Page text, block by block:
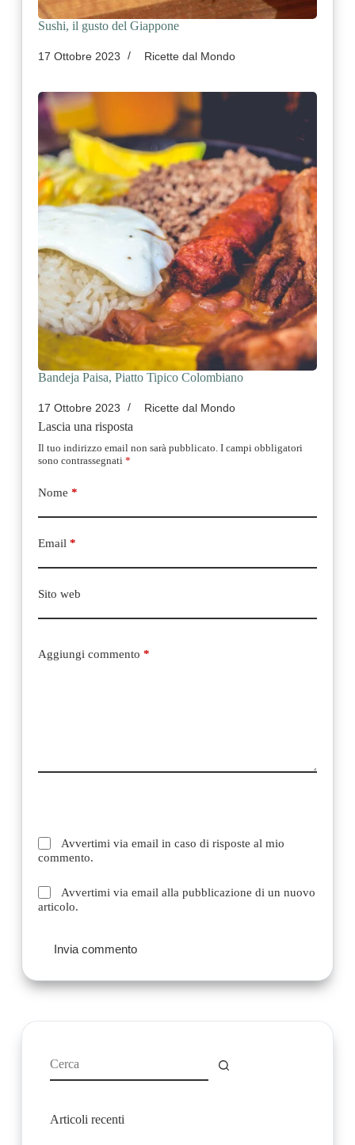
Sushi, il gusto del Giappone
17 Ottobre 2023 Ricette dal Mondo
Bandeja Paisa, Piatto Tipico Colombiano
17 Ottobre 2023 Ricette dal Mondo
Lascia una risposta
Il tuo indirizzo email non sarà pubblicato. I campi obbligatori
sono contrassegnati *
Nome *
Email *
Sito web
Aggiungi commento *
Avvertimi via email in caso di risposte al mio
commento.
Avvertimi via email alla pubblicazione di un nuovo
articolo.
Invia commento
risultato
Articoli recenti